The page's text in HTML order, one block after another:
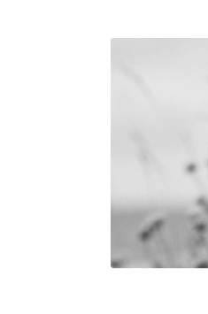
LE
VIENT
DEVIS URGENT